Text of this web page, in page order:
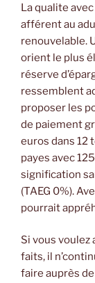
La qualite
afférent au
renouvelable.
orient le plus
réserve
ressemblent
proposer les
de paiement
euros dans 12
payes avec
signification
(TAEG 0%).
pourrait
Si vous voulez
faits, il
faire auprès